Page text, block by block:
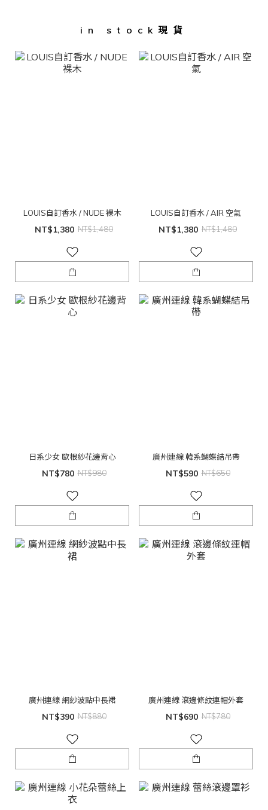
in stock現貨
LOUIS自訂香水 / NUDE 裸木
NT$1,380 NT$1,480
LOUIS自訂香水 / AIR 空氣
NT$1,380 NT$1,480
日系少女 歐根紗花邊背心
NT$780 NT$980
廣州連線 韓系蝴蝶結吊帶
NT$590 NT$650
廣州連線 網紗波點中長裙
NT$390 NT$880
廣州連線 滾邊條紋連帽外套
NT$690 NT$780